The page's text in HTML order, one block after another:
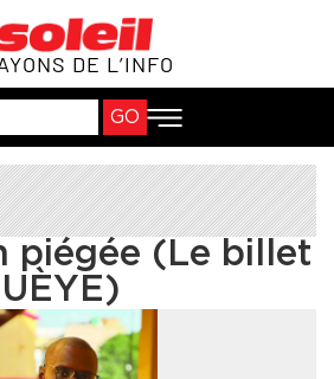
DE L’INFO
GO
piégée (Le billet